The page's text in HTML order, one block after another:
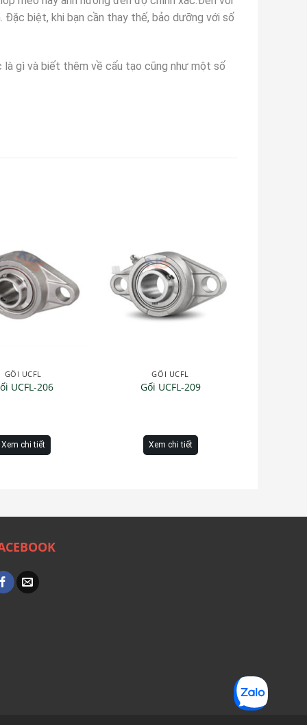
biệt, khi bạn cần thay thế, bảo dưỡng với số
là gì và biết thêm về cấu tạo cũng như một số
GỐI UCFL
UCFL-206
Xem chi tiết
GỐI UCFL
Gối UCFL-209
Xem chi tiết